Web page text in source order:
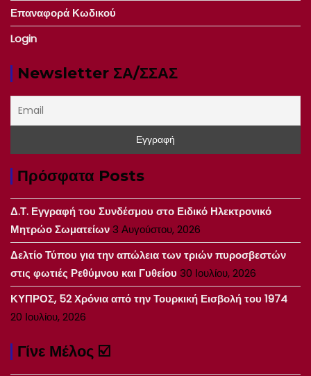
Επαναφορά Κωδικού
Login
Newsletter ΣΑ/ΣΣΑΣ
Πρόσφατα Posts
Δ.Τ. Εγγραφή του Συνδέσμου στο Ειδικό Ηλεκτρονικό
Μητρώο Σωματείων3 Αυγούστου, 2026
Δελτίο Τύπου για την απώλεια των τριών πυροσβεστών
στις φωτιές Ρεθύμνου και Γυθείου 30 Ιουλίου, 2026
ΚΥΠΡΟΣ, 52 Χρόνια από την Τουρκική Εισβολή του 1974
20 Ιουλίου, 2026
Γίνε Μέλος ☑️